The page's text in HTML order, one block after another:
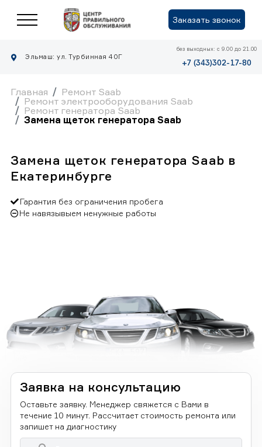
Заказать звонок
Эльмаш: ул. Турбинная 40Г
без выходных: с 9.00 до 21.00
+7 (343)302-17-80
Главная
Ремонт Saab
Ремонт электрооборудования Saab
Ремонт генератора Saab
Замена щеток генератора Saab
Замена щеток генератора Saab в
Екатеринбурге
Гарантия без ограничения пробега
Не навязывыем ненужные работы
Заявка на консультацию
Оставьте заявку. Менеджер свяжется с Вами в
течение 10 минут. Рассчитает стоимость ремонта или
запишет на диагностику